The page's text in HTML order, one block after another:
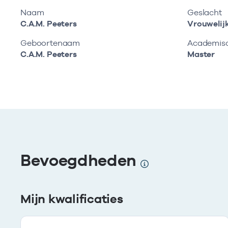
Naam
C.A.M. Peeters
Geboortenaam
C.A.M. Peeters
Geslacht
Master
Bevoegdheden
Mijn kwalificaties